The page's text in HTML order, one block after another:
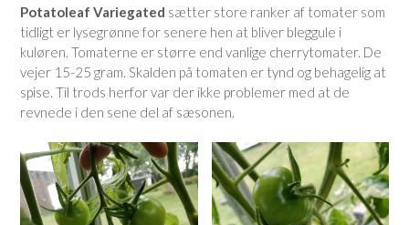
Potatoleaf Variegated sætter store ranker af tomater som
tidligt er lysegrønne for senere hen at bliver bleggule i
kuløren. Tomaterne er større end vanlige cherrytomater. De
vejer 15-25 gram. Skalden på tomaten er tynd og behagelig at
spise. Til trods herfor var der ikke problemer med at de
revnede i den sene del af sæsonen.